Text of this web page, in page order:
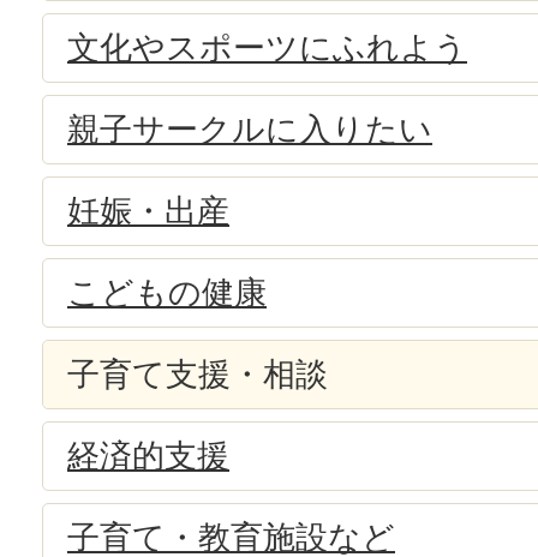
文化やスポーツにふれよう
親子サークルに入りたい
妊娠・出産
こどもの健康
子育て支援・相談
経済的支援
子育て・教育施設など